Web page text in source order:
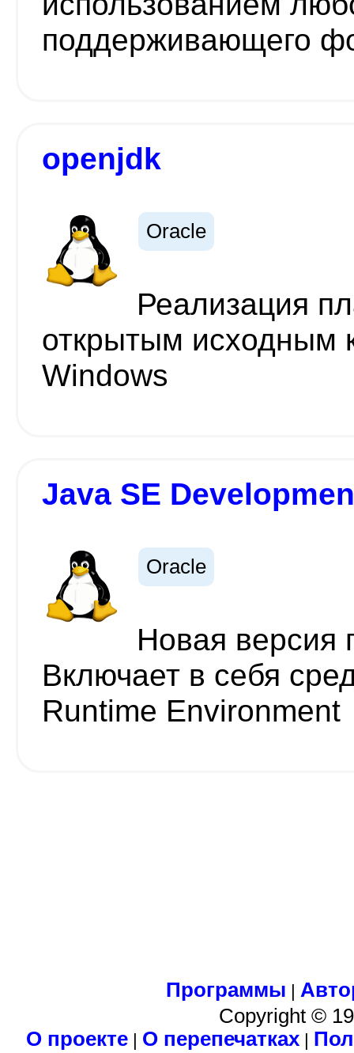
поддерживающего
openjdk
Oracle
Реализация
открытым исходным
Windows
Java SE
Oracle
Новая
Включает в себя
Runtime Environment
Программы |
Copyright ©
О проекте| О перепечатках|